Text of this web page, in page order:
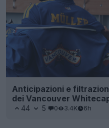
Anticipazioni e
dei Vancouver
44 5 0 3.4K 6h